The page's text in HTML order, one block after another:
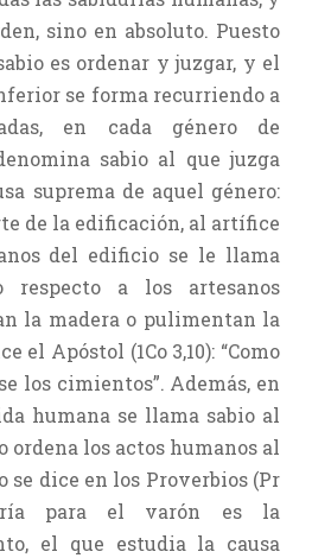
sino en absoluto. Puesto
es ordenar y juzgar, y el
se forma recurriendo a
en cada género de
sabio al que juzga
suprema de aquel género:
de la edificación, al artífice
del edificio se le llama
respecto a los artesanos
la madera o pulimentan la
el Apóstol (1Co 3,10): “Como
los cimientos”. Además, en
humana se llama sabio al
ordena los actos humanos al
se dice en los Proverbios (Pr
para el varón es la
el que estudia la causa